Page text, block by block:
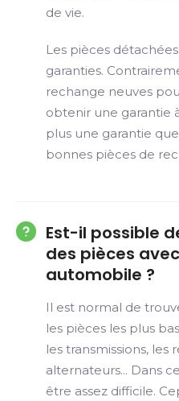
de vie.
Les pièces
garanties.
rechange neuves
obtenir une garantie
plus une garantie
bonnes pièces de
Est-il possible
des pièces
automobile ?
Il est normal de
les pièces les plus
les transmissions, les
alternateurs... Dans
être assez difficile.